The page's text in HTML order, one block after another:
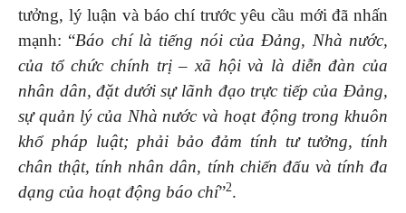
tưởng, lý luận và báo chí trước yêu cầu mới đã nhấn
mạnh: “Báo chí là tiếng nói của Đảng, Nhà nước,
của tổ chức chính trị – xã hội và là diễn đàn của
nhân dân, đặt dưới sự lãnh đạo trực tiếp của Đảng,
sự quản lý của Nhà nước và hoạt động trong khuôn
khổ pháp luật; phải bảo đảm tính tư tưởng, tính
chân thật, tính nhân dân, tính chiến đấu và tính đa
dạng của hoạt động báo chí”2.